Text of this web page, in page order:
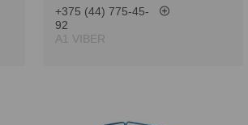
+375 (44) 775-45-
92
А1 VIBER